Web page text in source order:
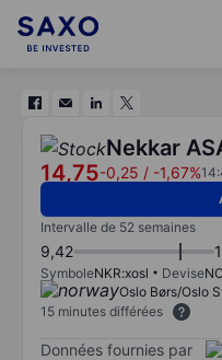
Nekkar
14,75-0,25 / -1,67%
Intervalle de 52 semaines
9,42
SymboleNKR:xosl Devise
Oslo Børs/Oslo
15 minutes différées
Données fournies par